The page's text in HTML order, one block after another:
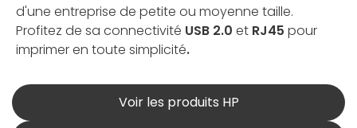
d'une entreprise de petite ou moyenne taille.
Profitez de sa connectivité USB 2.0 et RJ45 pour
imprimer en toute simplicité.
Voir les produits HP